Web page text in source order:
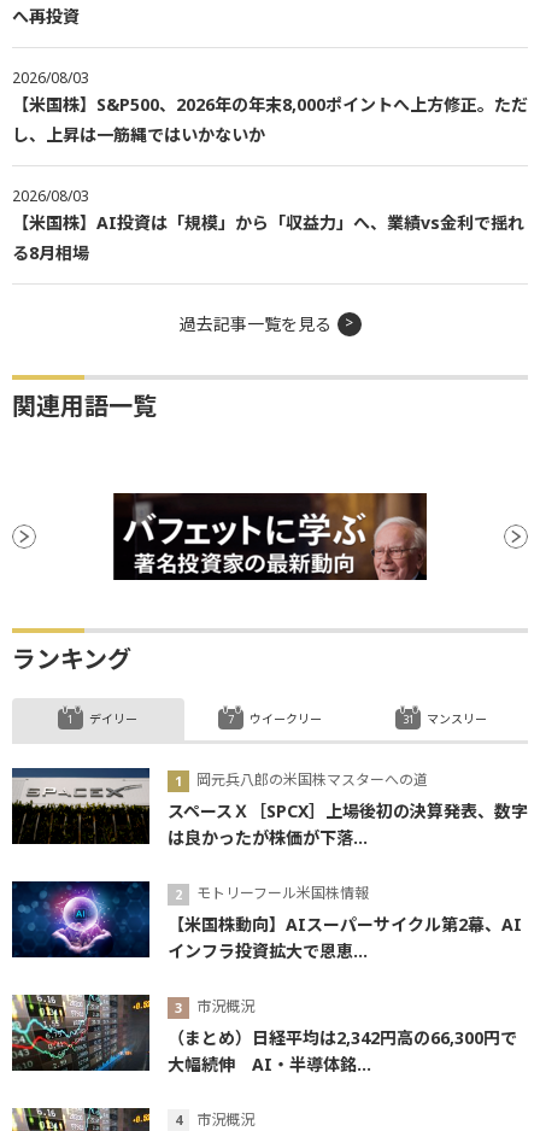
へ再投資
2026/08/03
【米国株】S&P500、2026年の年末8,000ポイントへ上方修正。ただ
し、上昇は一筋縄ではいかないか
2026/08/03
【米国株】AI投資は「規模」から「収益力」へ、業績vs金利で揺れ
る8月相場
過去記事一覧を見る
関連用語一覧
ランキング
デイリー
岡元兵八郎の米国株マスターへの道
スペースＸ［SPCX］上場後初の決算発表、数字
は良かったが株価が下落...
モトリーフール米国株情報
【米国株動向】AIスーパーサイクル第2幕、AI
インフラ投資拡大で恩恵...
市況概況
（まとめ）日経平均は2,342円高の66,300円で
大幅続伸 AI・半導体銘...
市況概況
ウイークリー マンスリー